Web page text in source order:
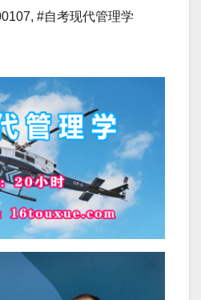
, #自考现代管理学